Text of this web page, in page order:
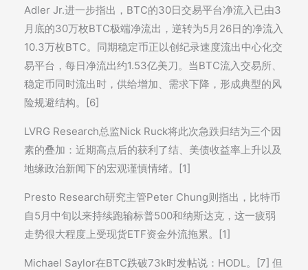
Adler Jr.进一步指出，BTC的30日交易平台净流入已由3
月底的30万枚BTC极端净流出，逆转为5月26日的净流入
10.3万枚BTC。同期稳定币正以创纪录速度流出中心化交
易平台，每日净流出约1.53亿美刀。当BTC流入交易所、
稳定币同时流出时，供给增加、需求下降，形成典型的风
险规避结构。[6]
LVRG Research总监Nick Ruck将此次急跌归结为三个因
素的叠加：近期高点后的获利了结、美债收益率上升以及
地缘政治新闻下的宏观谨慎情绪。[1]
Presto Research研究主管Peter Chung则指出，比特币
自5月中旬以来持续跑输标普500和纳斯达克，这一疲弱
走势很大程度上受现货ETF资金外流拖累。[1]
Michael Saylor在BTC跌破73k时发帖说：HODL。[7] 但